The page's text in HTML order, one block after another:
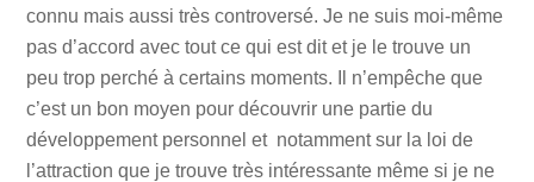
connu mais aussi très controversé. Je ne suis moi-même
pas d’accord avec tout ce qui est dit et je le trouve un
peu trop perché à certains moments. Il n’empêche que
c’est un bon moyen pour découvrir une partie du
développement personnel et notamment sur la loi de
l’attraction que je trouve très intéressante même si je ne